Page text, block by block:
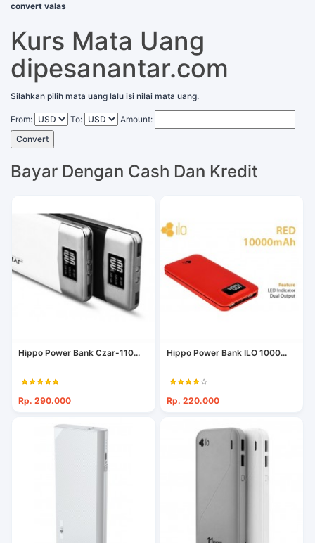
convert valas
Kurs Mata Uang
dipesanantar.com
Silahkan pilih mata uang lalu isi nilai mata uang.
From: To:
Amount:
Convert
Bayar Dengan Cash Dan Kredit
Hippo Power Bank Czar-110...
Rp. 290.000
Hippo Power Bank ILO 1000...
Rp. 220.000